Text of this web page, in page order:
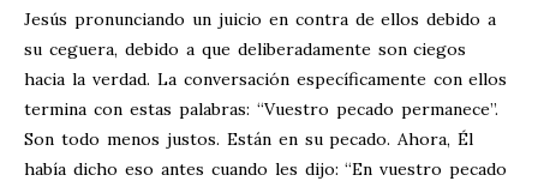
Jesús pronunciando un juicio en contra de ellos debido a
su ceguera, debido a que deliberadamente son ciegos
hacia la verdad. La conversación específicamente con ellos
termina con estas palabras: “Vuestro pecado permanece”.
Son todo menos justos. Están en su pecado. Ahora, Él
había dicho eso antes cuando les dijo: “En vuestro pecado